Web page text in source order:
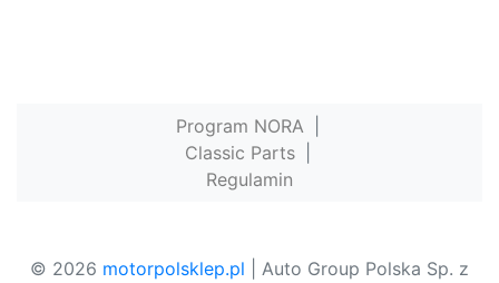
Program NORA
Classic Parts
Regulamin
© 2026 motorpolsklep.pl | Auto Group Polska Sp. z